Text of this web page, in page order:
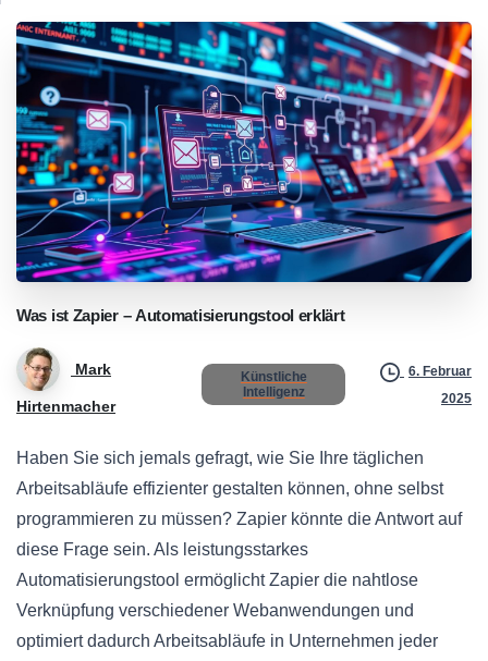
Was ist Zapier – Automatisierungstool erklärt
Mark
Hirtenmacher
Künstliche
Intelligenz
6. Februar
2025
Haben Sie sich jemals gefragt, wie Sie Ihre täglichen
Arbeitsabläufe effizienter gestalten können, ohne selbst
programmieren zu müssen? Zapier könnte die Antwort auf
diese Frage sein. Als leistungsstarkes
Automatisierungstool ermöglicht Zapier die nahtlose
Verknüpfung verschiedener Webanwendungen und
optimiert dadurch Arbeitsabläufe in Unternehmen jeder